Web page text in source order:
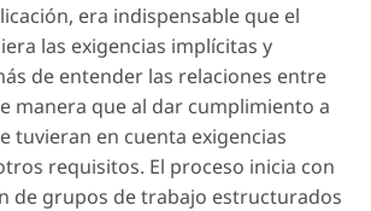
era indispensable que el
las exigencias implícitas y
de entender las relaciones entre
manera que al dar cumplimiento a
tuvieran en cuenta exigencias
requisitos. El proceso inicia con
de grupos de trabajo estructurados